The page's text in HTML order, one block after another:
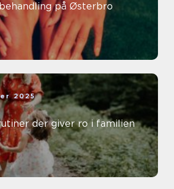
på Østerbro
2025
der giver ro i familien